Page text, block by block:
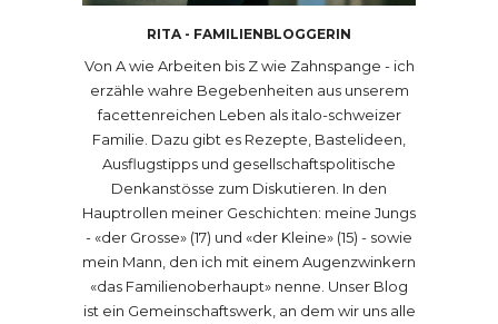
RITA - FAMILIENBLOGGERIN
Von A wie Arbeiten bis Z wie Zahnspange - ich
erzähle wahre Begebenheiten aus unserem
facettenreichen Leben als italo-schweizer
Familie. Dazu gibt es Rezepte, Bastelideen,
Ausflugstipps und gesellschaftspolitische
Denkanstösse zum Diskutieren. In den
Hauptrollen meiner Geschichten: meine Jungs
- «der Grosse» (17) und «der Kleine» (15) - sowie
mein Mann, den ich mit einem Augenzwinkern
«das Familienoberhaupt» nenne. Unser Blog
ist ein Gemeinschaftswerk, an dem wir uns alle